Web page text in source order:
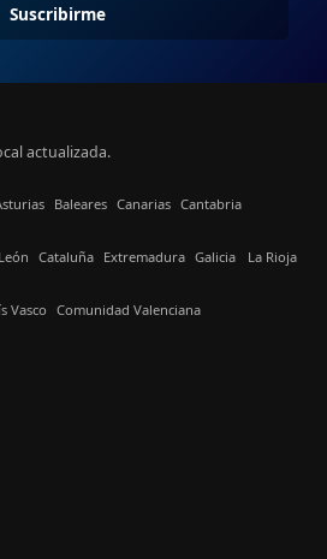
Suscribirme
actualizada.
Baleares Canarias Cantabria
Cataluña Extremadura Galicia La Rioja
Vasco Comunidad Valenciana